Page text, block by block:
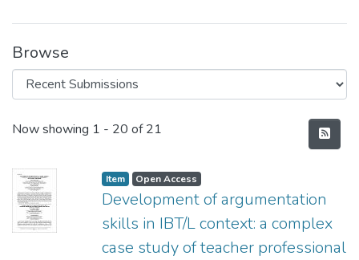
Browse
Recent Submissions
Now showing 1 - 20 of 21
Item Open Access
Development of argumentation
skills in IBT/L context: a complex
case study of teacher professional